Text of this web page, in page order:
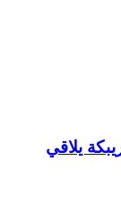
يلاقي